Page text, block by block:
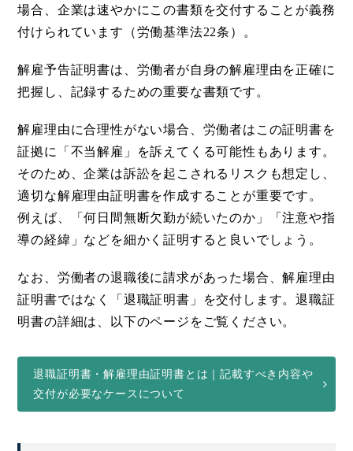
場合、企業は速やかにこの書類を交付することが義務
付けられています（労働基準法22条）。
解雇予告証明書は、労働者が自身の解雇理由を正確に
把握し、記録するための重要な書類です。
解雇理由に合理性がない場合、労働者はこの証明書を
証拠に「不当解雇」を訴えてくる可能性もあります。
そのため、企業は訴訟を起こされるリスクも想定し、
適切な解雇理由証明書を作成することが重要です。
例えば、「何日間無断欠勤が続いたのか」「注意や指
導の経緯」などを細かく証明すると良いでしょう。
なお、労働者の退職後に請求があった場合、解雇理由
証明書ではなく「退職証明書」を交付します。退職証
明書の詳細は、以下のページをご覧ください。
退職証明書・解雇理由証明書とは｜記載すべき内容や
交付が必要なケースについて